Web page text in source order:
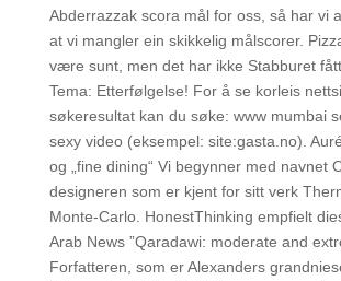
Abderrazzak scora mål for oss, så har vi
at vi mangler ein skikkelig målscorer.
være sunt, men det har ikke Stabburet
Tema: Etterfølgelse! For å se korleis
søkeresultat kan du søke: www mumbai
sexy video (eksempel: site:gasta.no).
og „fine dining“ Vi begynner med navnet
designeren som er kjent for sitt verk
Monte-Carlo. HonestThinking empfielt
Arab News ”Qaradawi: moderate and
Forfatteren, som er Alexanders